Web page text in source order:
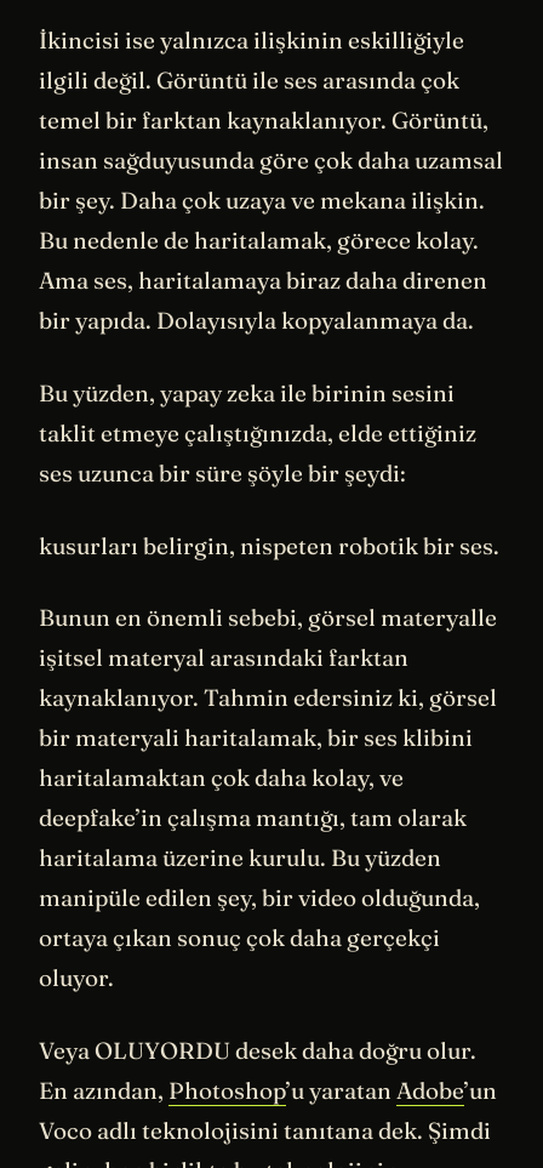
İkincisi ise yalnızca ilişkinin eskilliğiyle
ilgili değil. Görüntü ile ses arasında çok
temel bir farktan kaynaklanıyor. Görüntü,
insan sağduyusunda göre çok daha uzamsal
bir şey. Daha çok uzaya ve mekana ilişkin.
Bu nedenle de haritalamak, görece kolay.
Ama ses, haritalamaya biraz daha direnen
bir yapıda. Dolayısıyla kopyalanmaya da.
Bu yüzden, yapay zeka ile birinin sesini
taklit etmeye çalıştığınızda, elde ettiğiniz
ses uzunca bir süre şöyle bir şeydi:
kusurları belirgin, nispeten robotik bir ses.
Bunun en önemli sebebi, görsel materyalle
işitsel materyal arasındaki farktan
kaynaklanıyor. Tahmin edersiniz ki, görsel
bir materyali haritalamak, bir ses klibini
haritalamaktan çok daha kolay, ve
deepfake’in çalışma mantığı, tam olarak
haritalama üzerine kurulu. Bu yüzden
manipüle edilen şey, bir video olduğunda,
ortaya çıkan sonuç çok daha gerçekçi
oluyor.
Veya OLUYORDU desek daha doğru olur.
En azından, Photoshop’u yaratan Adobe’un
Voco adlı teknolojisini tanıtana dek. Şimdi